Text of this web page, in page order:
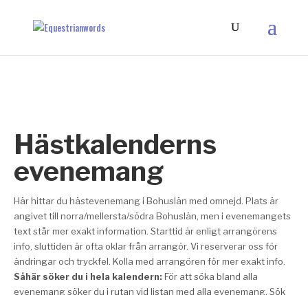
Hästkalenderns
evenemang
Här hittar du hästevenemang i Bohuslän med omnejd. Plats är
angivet till norra/mellersta/södra Bohuslän, men i evenemangets
text står mer exakt information. Starttid är enligt arrangörens
info, sluttiden är ofta oklar från arrangör. Vi reserverar oss för
ändringar och tryckfel. Kolla med arrangören för mer exakt info.
Såhär söker du i hela kalendern: För att söka bland alla
evenemang söker du i rutan vid listan med alla evenemang. Sök